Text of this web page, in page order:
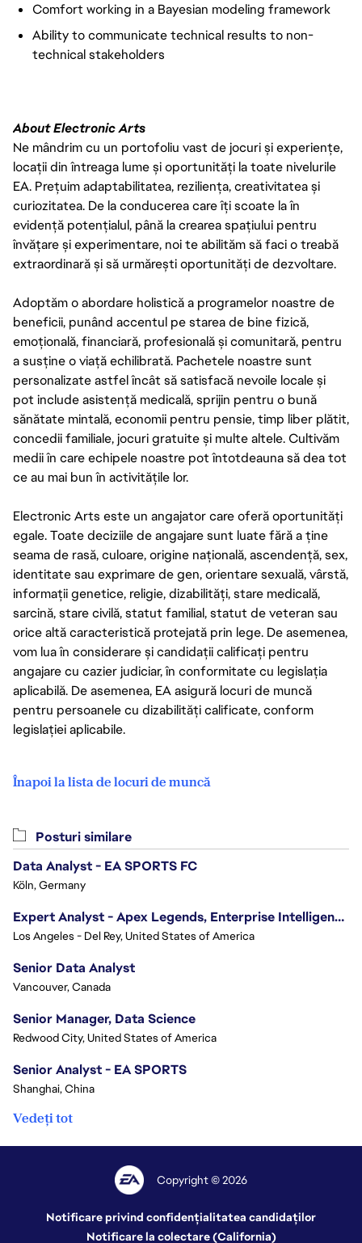
Comfort working in a Bayesian modeling framework
Ability to communicate technical results to non-
technical stakeholders
About Electronic Arts
Ne mândrim cu un portofoliu vast de jocuri și experiențe,
locații din întreaga lume și oportunități la toate nivelurile
EA. Prețuim adaptabilitatea, reziliența, creativitatea și
curiozitatea. De la conducerea care îți scoate la în
evidență potențialul, până la crearea spațiului pentru
învățare și experimentare, noi te abilităm să faci o treabă
extraordinară și să urmărești oportunități de dezvoltare.
Adoptăm o abordare holistică a programelor noastre de
beneficii, punând accentul pe starea de bine fizică,
emoțională, financiară, profesională și comunitară, pentru
a susține o viață echilibrată. Pachetele noastre sunt
personalizate astfel încât să satisfacă nevoile locale și
pot include asistență medicală, sprijin pentru o bună
sănătate mintală, economii pentru pensie, timp liber plătit,
concedii familiale, jocuri gratuite și multe altele. Cultivăm
medii în care echipele noastre pot întotdeauna să dea tot
ce au mai bun în activitățile lor.
Electronic Arts este un angajator care oferă oportunități
egale. Toate deciziile de angajare sunt luate fără a ține
seama de rasă, culoare, origine națională, ascendență, sex,
identitate sau exprimare de gen, orientare sexuală, vârstă,
informații genetice, religie, dizabilități, stare medicală,
sarcină, stare civilă, statut familial, statut de veteran sau
orice altă caracteristică protejată prin lege. De asemenea,
vom lua în considerare și candidații calificați pentru
angajare cu cazier judiciar, în conformitate cu legislația
aplicabilă. De asemenea, EA asigură locuri de muncă
pentru persoanele cu dizabilități calificate, conform
legislației aplicabile.
Înapoi la lista de locuri de muncă
Posturi similare
Data Analyst - EA SPORTS FC
Köln, Germany
Expert Analyst - Apex Legends, Enterprise Intelligence (EI)
Los Angeles - Del Rey, United States of America
Senior Data Analyst
Vancouver, Canada
Senior Manager, Data Science
Redwood City, United States of America
Senior Analyst - EA SPORTS
Shanghai, China
Vedeți tot
Copyright © 2026
Notificare privind confidențialitatea candidaților
Notificare la colectare (California)